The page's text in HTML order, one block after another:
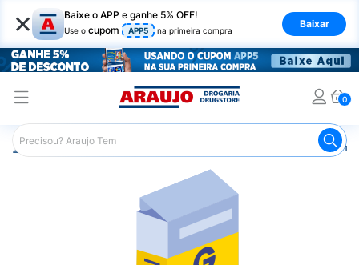
× Baixe o APP e ganhe 5% OFF!
Use o cupom APP5 na primeira compra
Baixar
0
Araujo Medicamentos